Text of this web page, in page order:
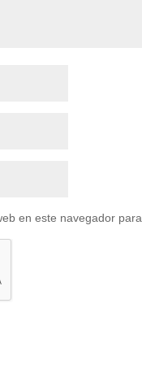
en este navegador